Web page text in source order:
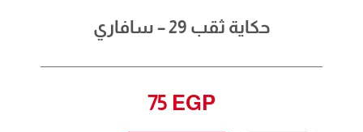
حكاية ثقب 29 – سافاري
75 EGP